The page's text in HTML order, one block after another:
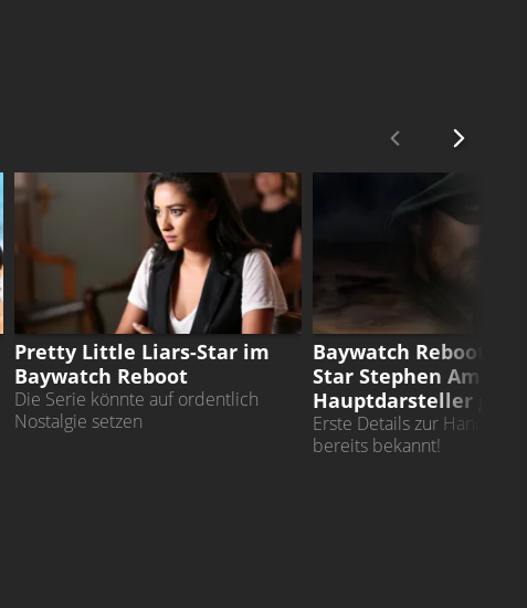
BAYWATCH
Pretty Little Liars-Star im
Baywatch Reboot
Die Serie könnte auf ordentlich
Nostalgie setzen
BAYWATCH
Baywatch Reboot:
Star Stephen Amell
Hauptdarsteller
Erste Details zur Handlung
bereits bekannt!